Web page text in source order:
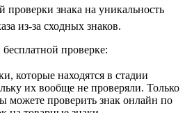
проверки знака на уникальность
из-за сходных знаков.
проверке:
которые находятся в стадии
их вообще не проверяли. Только
можете проверить знак онлайн по